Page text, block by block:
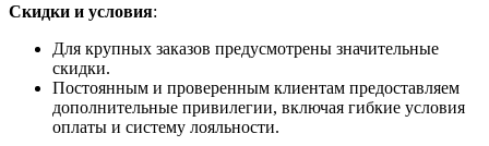
Скидки и условия:
Для крупных заказов предусмотрены значительные
скидки.
Постоянным и проверенным клиентам предоставляем
дополнительные привилегии, включая гибкие условия
оплаты и систему лояльности.